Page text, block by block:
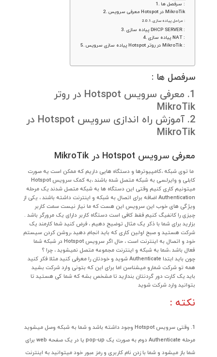
سرفصل ها :
معرفی سرویس Hotspot در MikroTik
مراحل پیاده سازی :
پیاده سازی DHCP SERVER :
پیاده سازی NAT :
پیاده سازی سرویس Hotspot در روتر MikroTik :
سرفصل ها :
معرفی سرویس Hotspot در روتر
MikroTik
آموزش راه اندازی سرویس Hotspot در
MikroTik
معرفی سرویس Hotspot در MikroTik
ما توی شبکه ،کامپیوترها و دستگاه هایی داریم که ممکن است یه صورت
کابلی و وایرلسی به شبکه متصل شده باشند ،به کمک سرویس Hotspot
میتونیم کاری کنیم وقتی این دستگاه ها به شبکه متصل شدند یک مرحله
Authentication اضافه برای اتصال به شبکه و اینترنت داشته باشند ، یکی از
ویژگی های خوب این سرویس این هست که ما نیاز نیست سمت کاربر
چیزی را کانفیگ کنیم فقط کافی است دستگاه کاربر دارای یک مرورگر باشد .
بزارید برای شما با ذکر یک مثال توضیح دهیم ، فرض کنید شما کارمند یک
شرکت هستید و صبح اولین کاری که باید انجام دهید ،روشن کردن سیستم
خود و اتصال به اینترنت است ، حال اگر سرویس Hotspot در شبکه شما
فعال باشد ،شما به شبکه و اینترنت مجموعه متصل نمیشوید ، چرا ؟
چون باید ابتدا Authenticate شوید و خودتان را معرفی کنید مثلا فکر کنید
همه تو شرکت شمارو میشناسن اما برای این که بتونی وارد شرکت بشید
باید یک کارت دور گردنتان بندازید تا مشخص بشه که شما کی هستید تا
بتوانید وارد شرکت شوید
نکته :
وقتی سرویس Hotspot وجود داشته باشد و شما به شبکه وصل میشوید
مرحله Authenticate دوم به صورت یک pop-up یا در یک صفحه web برای
شما باز میشود و شما با زدن نام کاربری و رمز عبور خود میتوانید به اینترنت